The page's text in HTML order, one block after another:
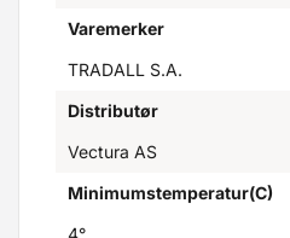
Varemerker
TRADALL S.A.
Distributør
Vectura AS
Minimumstemperatur(C)